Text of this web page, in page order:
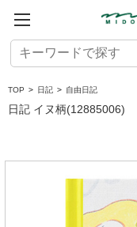
TOP > 日記 > 自由日記
日記 イヌ柄(12885006)